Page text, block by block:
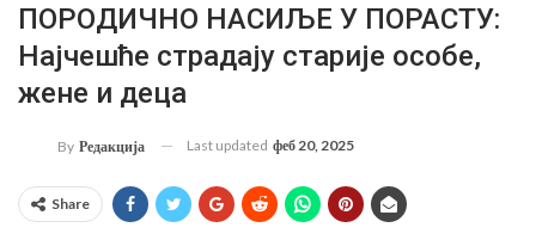
ПОРОДИЧНО НАСИЉЕ У ПОРАСТУ:
Најчешће страдају старије особе,
жене и деца
By Редакција Last updated феб 20, 2025
Share